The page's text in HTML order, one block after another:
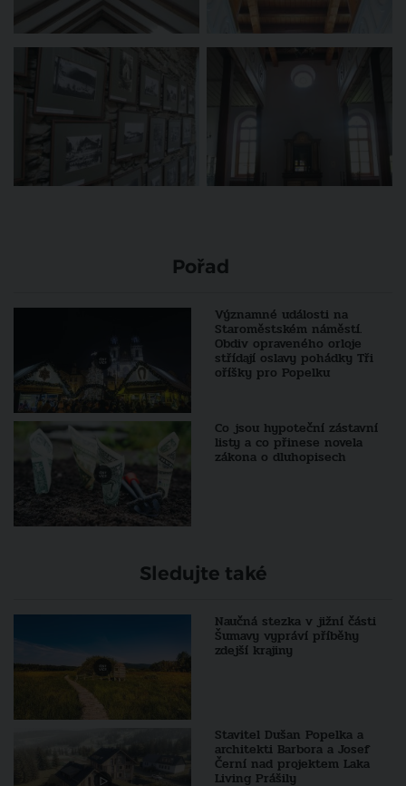
Pořad
Významné události na
Staroměstském náměstí.
Obdiv opraveného orloje
střídají oslavy pohádky Tři
oříšky pro Popelku
Co jsou hypoteční zástavní
listy a co přinese novela
zákona o dluhopisech
Sledujte také
Naučná stezka v jižní části
Šumavy vypráví příběhy
zdejší krajiny
Stavitel Dušan Popelka a
architekti Barbora a Josef
Černí nad projektem Laka
Living Prášily